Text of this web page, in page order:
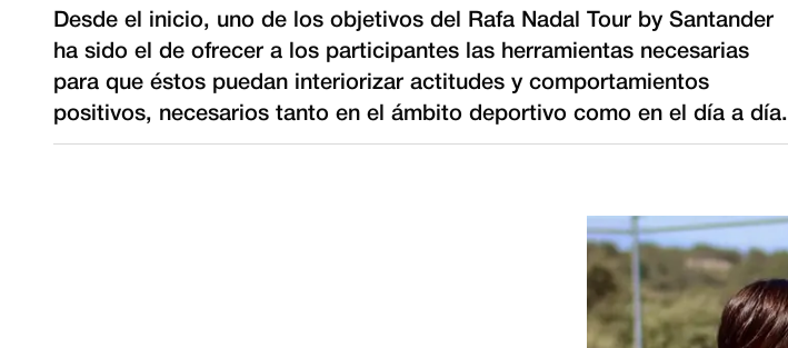
Descripción de los valores del tour
Desde el inicio, uno de los objetivos del Rafa Nadal Tour by Santander
ha sido el de ofrecer a los participantes las herramientas necesarias
para que éstos puedan interiorizar actitudes y comportamientos
positivos, necesarios tanto en el ámbito deportivo como en el día a día.